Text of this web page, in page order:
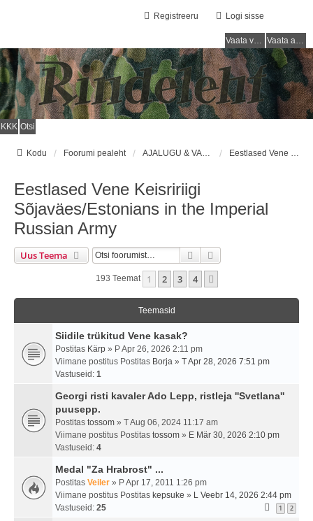
Logi sisse
Registreeru
Vaata vastamata teemasi Vaata aktiivseid teemasid
KKK Otsi
Kodu Foorumi pealeht AJALUGU & VARUSTUS (1710 - 1918) / HISTORY & EQUIPMENT (1710 - 1918) Eestlased Vene Keisririigi Sõjaväes/Estonians in the Imperial Russian Army
Eestlased Vene Keisririigi
Sõjaväes/Estonians in the Imperial
Russian Army
Uus Teema Otsi
193 Teemat 1 2 3 4
Teemasid
Siidile trükitud Vene kasak?
Postitas Kärp » P Apr 26, 2026 2:11 pm
Viimane postitus Postitas Borja » T Apr 28, 2026 7:51 pm
Vastuseid: 1
Georgi risti kavaler Ado Lepp, ristleja ''Svetlana''
puusepp.
Postitas tossom » T Aug 06, 2024 11:17 am
Viimane postitus Postitas tossom » E Mär 30, 2026 2:10 pm
Vastuseid: 4
Medal "Za Hrabrost" ...
Postitas Veiler » P Apr 17, 2011 1:26 pm
Viimane postitus Postitas kepsuke » L Veebr 14, 2026 2:44 pm
Vastuseid: 25 1 2